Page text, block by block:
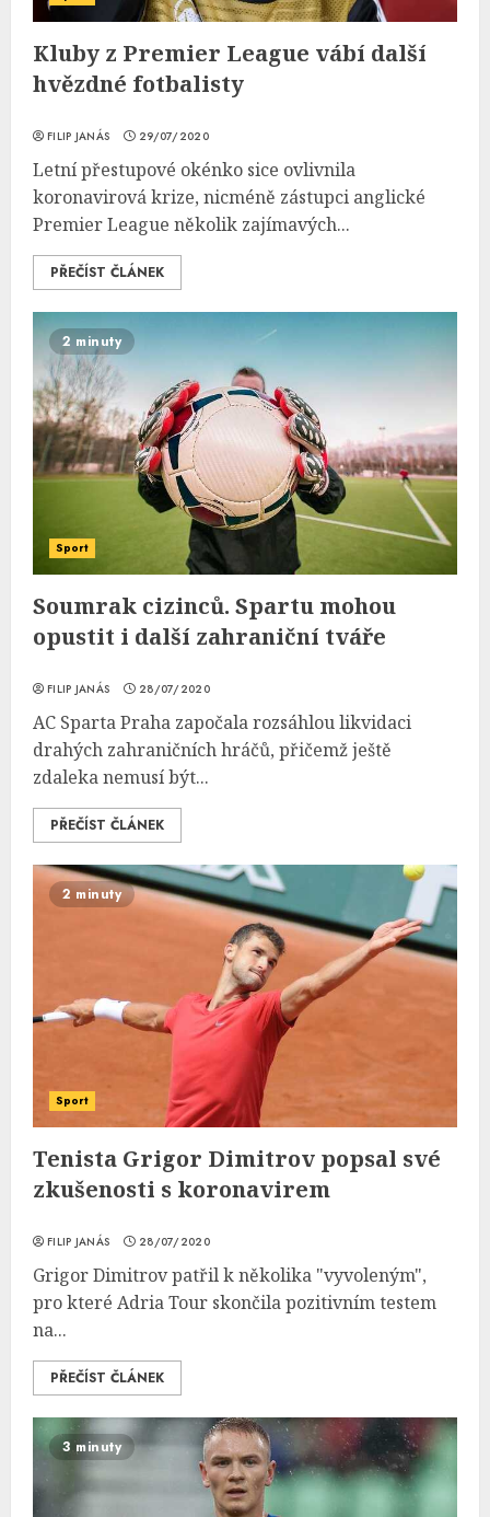
Kluby z Premier League vábí další
hvězdné fotbalisty
FILIP JANÁS 29/07/2020
Letní přestupové okénko sice ovlivnila
koronavirová krize, nicméně zástupci anglické
Premier League několik zajímavých...
PŘEČÍST ČLÁNEK
2 minuty
Sport
Soumrak cizinců. Spartu mohou
opustit i další zahraniční tváře
FILIP JANÁS 28/07/2020
AC Sparta Praha započala rozsáhlou likvidaci
drahých zahraničních hráčů, přičemž ještě
zdaleka nemusí být...
PŘEČÍST ČLÁNEK
2 minuty
Sport
Tenista Grigor Dimitrov popsal své
zkušenosti s koronavirem
FILIP JANÁS 28/07/2020
Grigor Dimitrov patřil k několika "vyvoleným",
pro které Adria Tour skončila pozitivním testem
na...
PŘEČÍST ČLÁNEK
3 minuty